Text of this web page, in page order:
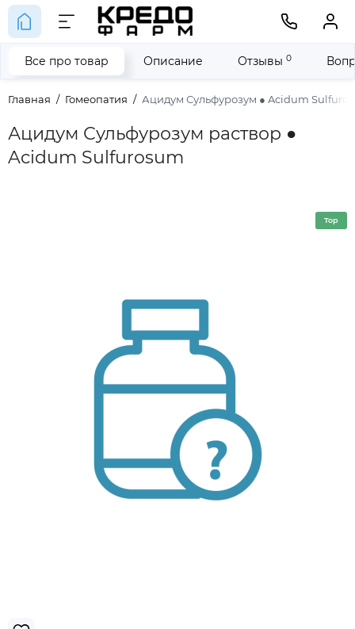
Главная Гомеопатия Ацидум Сульфурозум ● Acidum
Ацидум Сульфурозум раствор ●
Acidum Sulfurosum
Все про товар Описание Отзывы 0
Top